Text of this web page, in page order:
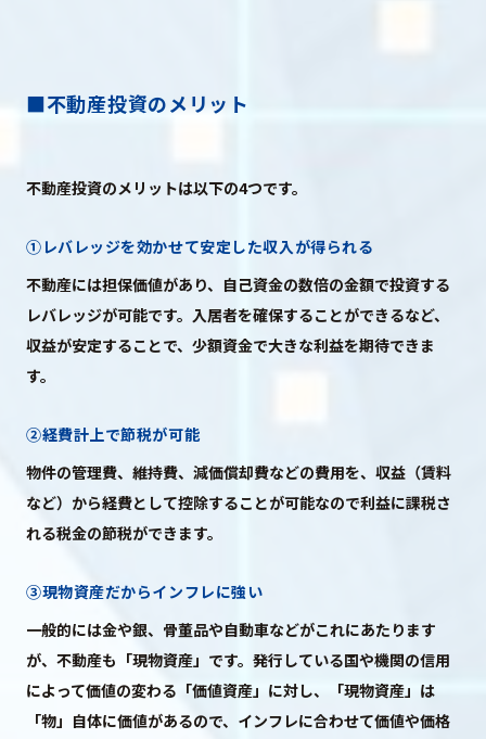
■不動産投資のメリット
不動産投資のメリットは以下の4つです。
①レバレッジを効かせて安定した収入が得られる
不動産には担保価値があり、自己資金の数倍の金額で投資する
レバレッジが可能です。入居者を確保することができるなど、
収益が安定することで、少額資金で大きな利益を期待できま
す。
②経費計上で節税が可能
物件の管理費、維持費、減価償却費などの費用を、収益（賃料
など）から経費として控除することが可能なので利益に課税さ
れる税金の節税ができます。
③現物資産だからインフレに強い
一般的には金や銀、骨董品や自動車などがこれにあたります
が、不動産も「現物資産」です。発行している国や機関の信用
によって価値の変わる「価値資産」に対し、「現物資産」は
「物」自体に価値があるので、インフレに合わせて価値や価格